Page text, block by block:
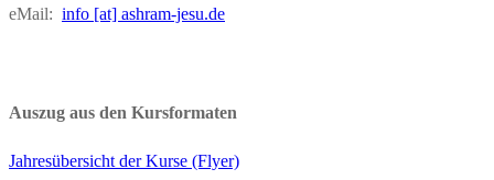
eMail: info [at] ashram-jesu.de
Auszug aus den Kursformaten
Jahresübersicht der Kurse (Flyer)